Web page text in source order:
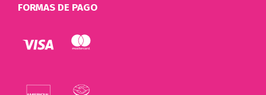
FORMAS DE PAGO